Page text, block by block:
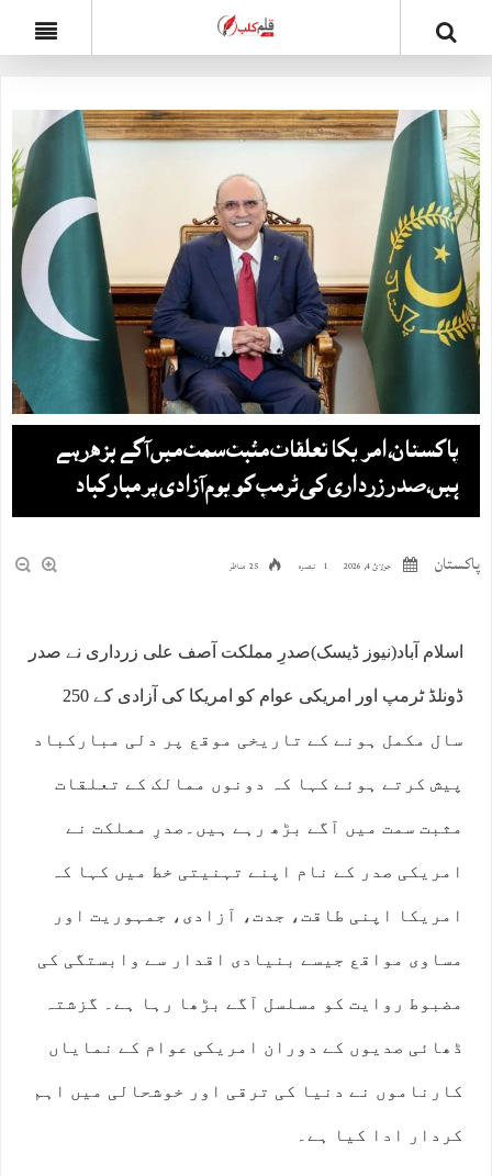
پاکستان، امریکا تعلقات مثبت سمت میں آگے بڑھ رہے
ہیں، صدر زرداری کی ٹرمپ کو یوم آزادی پر مبارکباد
پاکستان جولائ 4, 2026 1 تبصرہ 25 مناظر
اسلام آباد(نیوز ڈیسک)صدرِ مملکت آصف علی زرداری نے صدر
ڈونلڈ ٹرمپ اور امریکی عوام کو امریکا کی آزادی کے 250
سال مکمل ہونے کے تاریخی موقع پر دلی مبارکباد
پیش کرتے ہوئے کہا کہ دونوں ممالک کے تعلقات
مثبت سمت میں آگے بڑھ رہے ہیں۔صدرِ مملکت نے
امریکی صدر کے نام اپنے تہنیتی خط میں کہا کہ
امریکا اپنی طاقت، جدت، آزادی، جمہوریت اور
مساوی مواقع جیسے بنیادی اقدار سے وابستگی کی
مضبوط روایت کو مسلسل آگے بڑھا رہا ہے۔ گزشتہ
ڈھائی صدیوں کے دوران امریکی عوام کے نمایاں
کارناموں نے دنیا کی ترقی اور خوشحالی میں اہم
کردار ادا کیا ہے۔